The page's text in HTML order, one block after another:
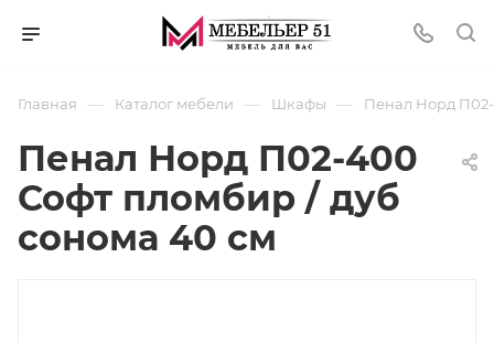
Главная — Каталог мебели — Шкафы — Пенал Норд
Пенал Норд П02-400
Софт пломбир / дуб
сонома 40 см